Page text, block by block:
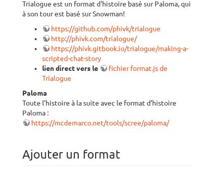
Trialogue est un format d'histoire basé sur Paloma, qui
à son tour est basé sur Snowman!
https://github.com/phivk/trialogue
http://phivk.com/trialogue/
https://phivk.gitbook.io/trialogue/making-a-
scripted-chat-story
lien direct vers le
fichier format.js de
Trialogue
Paloma
Toute l’histoire à la suite avec le format d’histoire
Paloma :
https://mcdemarco.net/tools/scree/paloma/
Ajouter un format